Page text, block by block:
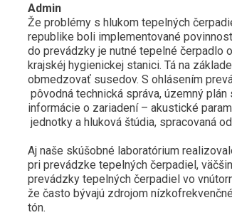
Admin
Že problémy s hlukom tepelných
republike boli implementované
do prevádzky je nutné tepelné čerpadlo
krajskéj hygienickej stanici. Tá na
obmedzovať susedov. S ohlásením
pôvodná technická správa, územný
informácie o zariadení – akustické
jednotky a hluková štúdia, spracovaná
Aj naše skúšobné laboratórium
pri prevádzke tepelných čerpadiel,
prevádzky tepelných čerpadiel vo
že často bývajú zdrojom
tón.